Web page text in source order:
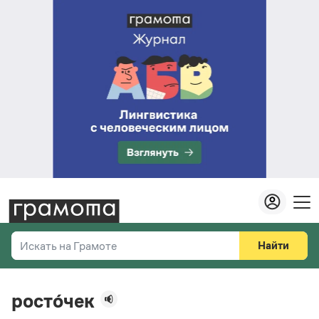
Искать на Грамоте
Справочная служба
Найти
росто́чек